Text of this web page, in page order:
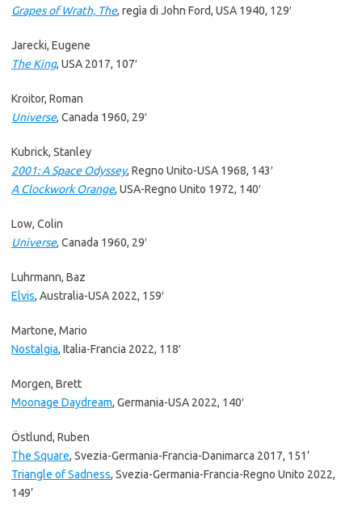
Grapes of Wrath, The, regìa di John Ford, USA 1940, 129′
Jarecki, Eugene
The King, USA 2017, 107′
Kroitor, Roman
Universe, Canada 1960, 29′
Kubrick, Stanley
2001: A Space Odyssey, Regno Unito-USA 1968, 143′
A Clockwork Orange, USA-Regno Unito 1972, 140′
Low, Colin
Universe, Canada 1960, 29′
Luhrmann, Baz
Elvis, Australia-USA 2022, 159′
Martone, Mario
Nostalgia, Italia-Francia 2022, 118′
Morgen, Brett
Moonage Daydream, Germania-USA 2022, 140′
Östlund, Ruben
The Square, Svezia-Germania-Francia-Danimarca 2017, 151’
Triangle of Sadness, Svezia-Germania-Francia-Regno Unito 2022,
149’